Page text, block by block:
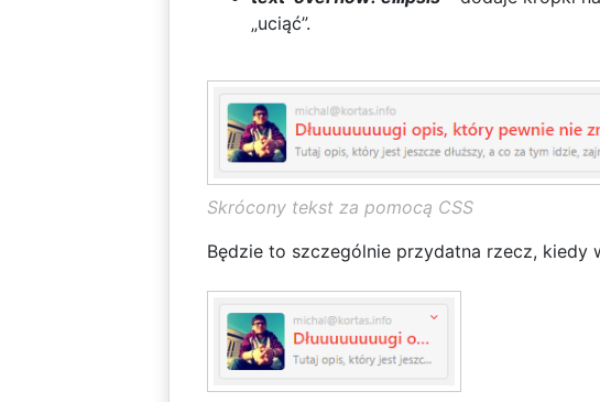
„uciąć”.
Skrócony tekst za pomocą CSS
Będzie to szczególnie przydatna rzecz, kiedy